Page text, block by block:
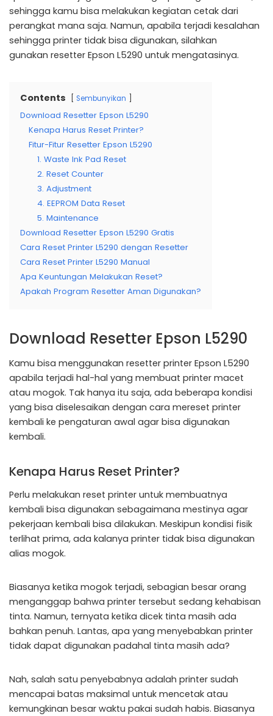
sehingga kamu bisa melakukan kegiatan cetak dari
perangkat mana saja. Namun, apabila terjadi kesalahan
sehingga printer tidak bisa digunakan, silahkan
gunakan resetter Epson L5290 untuk mengatasinya.
Contents Sembunyikan
Download Resetter Epson L5290
Kenapa Harus Reset Printer?
Fitur-Fitur Resetter Epson L5290
1. Waste Ink Pad Reset
2. Reset Counter
3. Adjustment
4. EEPROM Data Reset
5. Maintenance
Download Resetter Epson L5290 Gratis
Cara Reset Printer L5290 dengan Resetter
Cara Reset Printer L5290 Manual
Apa Keuntungan Melakukan Reset?
Apakah Program Resetter Aman Digunakan?
Download Resetter Epson L5290
Kamu bisa menggunakan resetter printer Epson L5290
apabila terjadi hal-hal yang membuat printer macet
atau mogok. Tak hanya itu saja, ada beberapa kondisi
yang bisa diselesaikan dengan cara mereset printer
kembali ke pengaturan awal agar bisa digunakan
kembali.
Kenapa Harus Reset Printer?
Perlu melakukan reset printer untuk membuatnya
kembali bisa digunakan sebagaimana mestinya agar
pekerjaan kembali bisa dilakukan. Meskipun kondisi fisik
terlihat prima, ada kalanya printer tidak bisa digunakan
alias mogok.
Biasanya ketika mogok terjadi, sebagian besar orang
menganggap bahwa printer tersebut sedang kehabisan
tinta. Namun, ternyata ketika dicek tinta masih ada
bahkan penuh. Lantas, apa yang menyebabkan printer
tidak dapat digunakan padahal tinta masih ada?
Nah, salah satu penyebabnya adalah printer sudah
mencapai batas maksimal untuk mencetak atau
kemungkinan besar waktu pakai sudah habis. Biasanya